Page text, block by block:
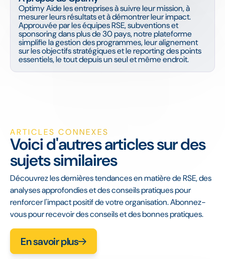
Optimy Aide les entreprises à suivre leur mission, à
mesurer leurs résultats et à démontrer leur impact.
Approuvée par les équipes RSE, subventions et
sponsoring dans plus de 30 pays, notre plateforme
simplifie la gestion des programmes, leur alignement
sur les objectifs stratégiques et le reporting des points
essentiels, le tout depuis un seul et même endroit.
ARTICLES CONNEXES
Voici d'autres articles sur des
sujets similaires
Découvrez les dernières tendances en matière de RSE, des
analyses approfondies et des conseils pratiques pour
renforcer l'impact positif de votre organisation. Abonnez-
vous pour recevoir des conseils et des bonnes pratiques.
En savoir plus